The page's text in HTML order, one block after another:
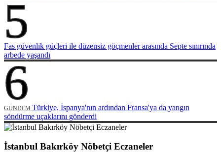
5
Fas güvenlik güçleri ile düzensiz göçmenler arasında Septe sınırında
arbede yaşandı
6
GÜNDEM Türkiye, İspanya'nın ardından Fransa'ya da yangın
söndürme uçaklarını gönderdi
İstanbul Bakırköy Nöbetçi Eczaneler